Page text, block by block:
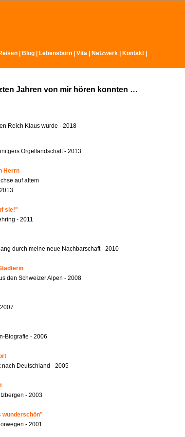
Blog Lebensborn Vita Netzwerk Kontakt
Jahren von mir hören konnten …
Reich Klaus wurde - 2018
Orgellandschaft - 2013
Herrn
auf altem
sie!"
- 2011
durch meine neue Nachbarschaft - 2010
den Schweizer Alpen - 2008
Biografie - 2006
nach Deutschland - 2005
- 2003
wunderschön"
- 2001